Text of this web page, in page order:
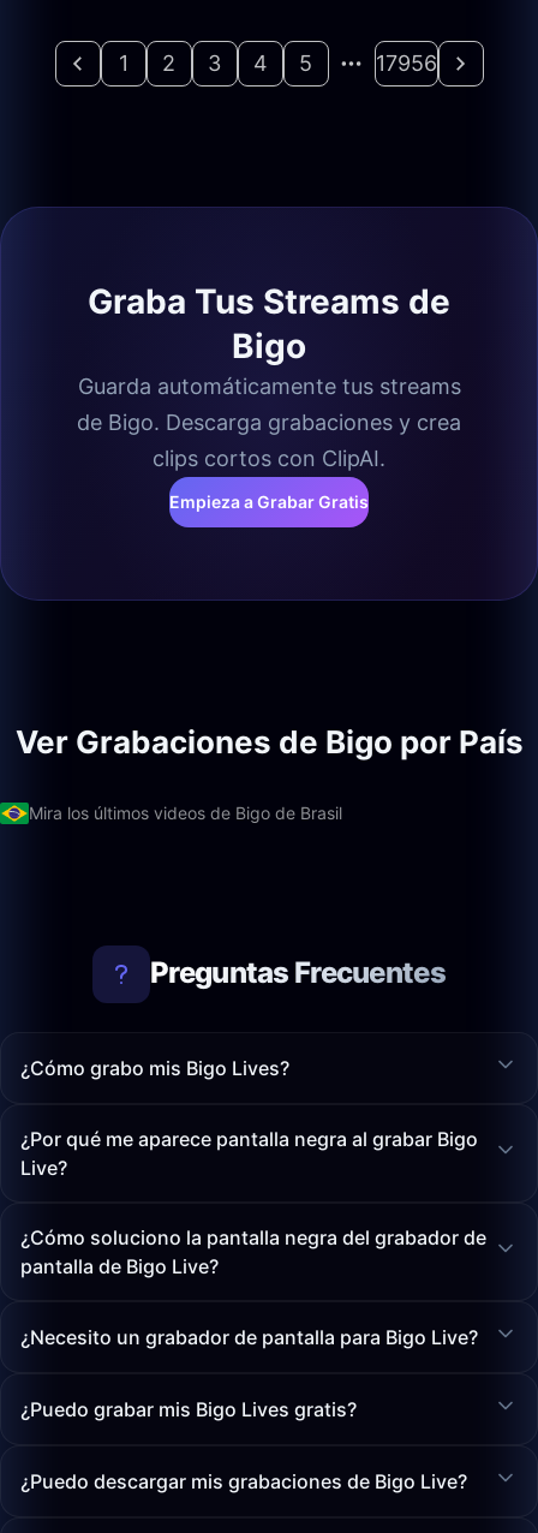
1 2 3 4 5 17956
Graba Tus Streams de
Bigo
Guarda automáticamente tus streams
de Bigo. Descarga grabaciones y crea
clips cortos con ClipAI.
Empieza a Grabar Gratis
Ver Grabaciones de Bigo por País
Mira los últimos videos de Bigo de Brasil
Preguntas Frecuentes
¿Cómo grabo mis Bigo Lives?
¿Por qué me aparece pantalla negra al grabar Bigo
Live?
¿Cómo soluciono la pantalla negra del grabador de
pantalla de Bigo Live?
¿Necesito un grabador de pantalla para Bigo Live?
¿Puedo grabar mis Bigo Lives gratis?
¿Puedo descargar mis grabaciones de Bigo Live?